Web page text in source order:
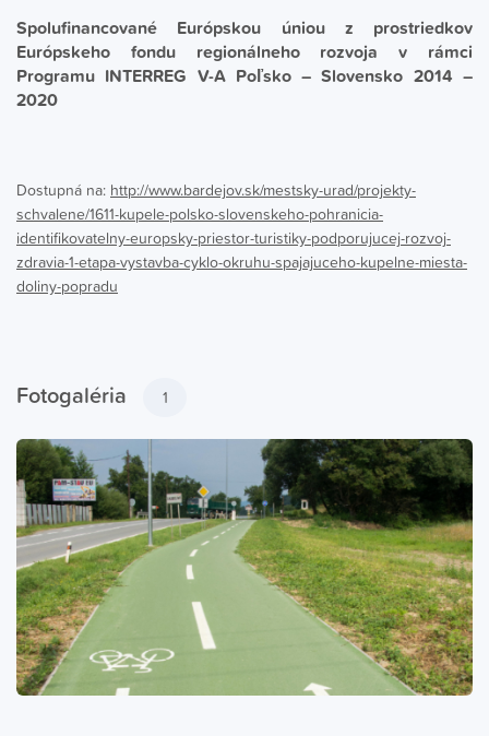
Spolufinancované Európskou úniou z prostriedkov
Európskeho fondu regionálneho rozvoja v rámci
Programu INTERREG V-A Poľsko – Slovensko 2014 –
2020
Dostupná na: http://www.bardejov.sk/mestsky-urad/projekty-
schvalene/1611-kupele-polsko-slovenskeho-pohranicia-
identifikovatelny-europsky-priestor-turistiky-podporujucej-rozvoj-
zdravia-1-etapa-vystavba-cyklo-okruhu-spajajuceho-kupelne-miesta-
doliny-popradu
Fotogaléria 1